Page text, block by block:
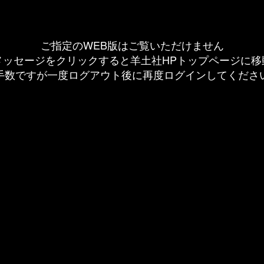
ご指定のWEB版はご覧いただけません
セージをクリックすると羊土社HPトップページに移
数ですが一度ログアウト後に再度ログインしてくださ